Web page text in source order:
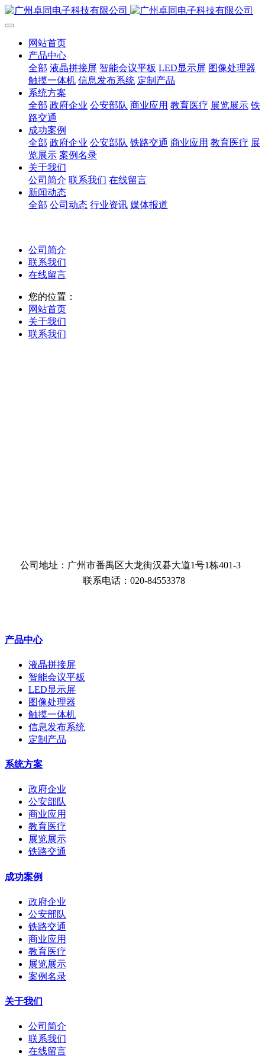
网站首页
产品中心
全部 液晶拼接屏 智能会议平板 LED显示屏 图像处理器
触摸一体机 信息发布系统 定制产品
系统方案
全部 政府企业 公安部队 商业应用 教育医疗 展览展示 铁
路交通
成功案例
全部 政府企业 公安部队 铁路交通 商业应用 教育医疗 展
览展示 案例名录
关于我们
公司简介 联系我们 在线留言
新闻动态
全部 公司动态 行业资讯 媒体报道
公司简介
联系我们
在线留言
您的位置：
网站首页
关于我们
联系我们
公司地址：广州市番禺区大龙街汉碁大道1号1栋401-3
联系电话：020-84553378
产品中心
液晶拼接屏
智能会议平板
LED显示屏
图像处理器
触摸一体机
信息发布系统
定制产品
系统方案
政府企业
公安部队
商业应用
教育医疗
展览展示
铁路交通
成功案例
政府企业
公安部队
铁路交通
商业应用
教育医疗
展览展示
案例名录
关于我们
公司简介
联系我们
在线留言